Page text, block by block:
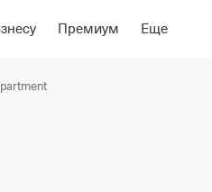
Премиум Еще
РасположениеОб отеле